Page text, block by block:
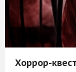
Хоррор-